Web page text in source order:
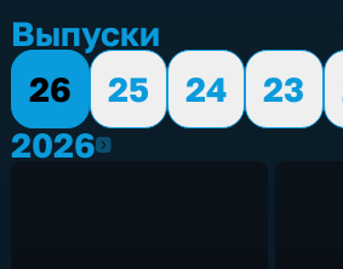
Выпуски
26
25 24 23
20262026